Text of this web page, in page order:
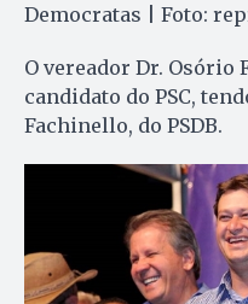
Democratas | Foto:
O vereador Dr. Osório
candidato do PSC,
Fachinello, do PSDB.